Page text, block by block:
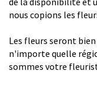
nous copions les
Les fleurs seront
n'importe quelle
sommes votre